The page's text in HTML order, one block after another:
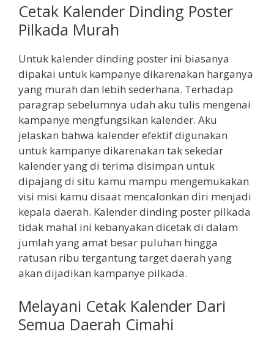
Cetak Kalender Dinding Poster
Pilkada Murah
Untuk kalender dinding poster ini biasanya
dipakai untuk kampanye dikarenakan harganya
yang murah dan lebih sederhana. Terhadap
paragrap sebelumnya udah aku tulis mengenai
kampanye mengfungsikan kalender. Aku
jelaskan bahwa kalender efektif digunakan
untuk kampanye dikarenakan tak sekedar
kalender yang di terima disimpan untuk
dipajang di situ kamu mampu mengemukakan
visi misi kamu disaat mencalonkan diri menjadi
kepala daerah. Kalender dinding poster pilkada
tidak mahal ini kebanyakan dicetak di dalam
jumlah yang amat besar puluhan hingga
ratusan ribu tergantung target daerah yang
akan dijadikan kampanye pilkada.
Melayani Cetak Kalender Dari
Semua Daerah Cimahi